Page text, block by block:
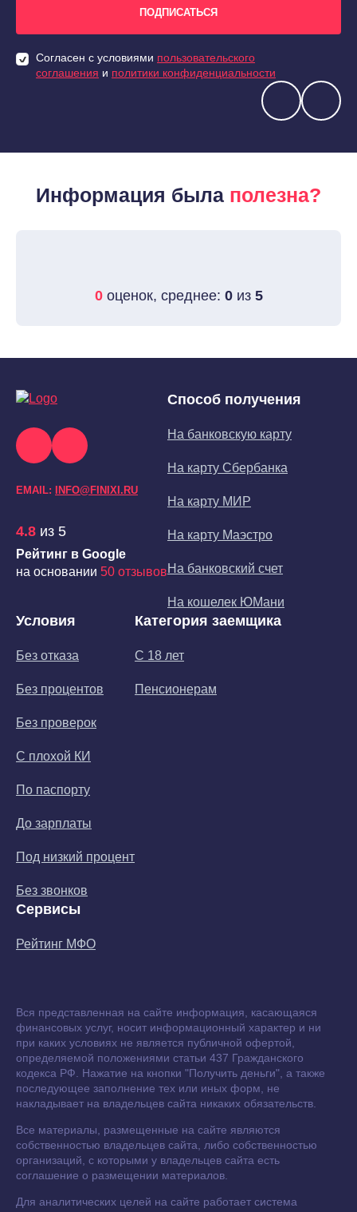
Согласен с условиями пользовательского
соглашения и политики конфиденциальности
Информация была полезна?
0оценок, среднее: 0из 5
EMAIL: INFO@FINIXI.RU
4.8 из 5
Рейтинг в Google
на основании 50 отзывов
Способ получения
На банковскую карту
На карту Сбербанка
На карту МИР
На карту Маэстро
На банковский счет
На кошелек ЮМани
Условия
Без отказа
Без процентов
Без проверок
С плохой КИ
По паспорту
До зарплаты
Под низкий процент
Без звонков
Категория заемщика
С 18 лет
Пенсионерам
Сервисы
Рейтинг МФО
Вся представленная на сайте информация, касающаяся
финансовых услуг, носит информационный характер и ни
при каких условиях не является публичной офертой,
определяемой положениями статьи 437 Гражданского
кодекса РФ. Нажатие на кнопки "Получить деньги", а также
последующее заполнение тех или иных форм, не
накладывает на владельцев сайта никаких обязательств.
Все материалы, размещенные на сайте являются
собственностью владельцев сайта, либо собственностью
организаций, с которыми у владельцев сайта есть
соглашение о размещении материалов.
Для аналитических целей на сайте работает система